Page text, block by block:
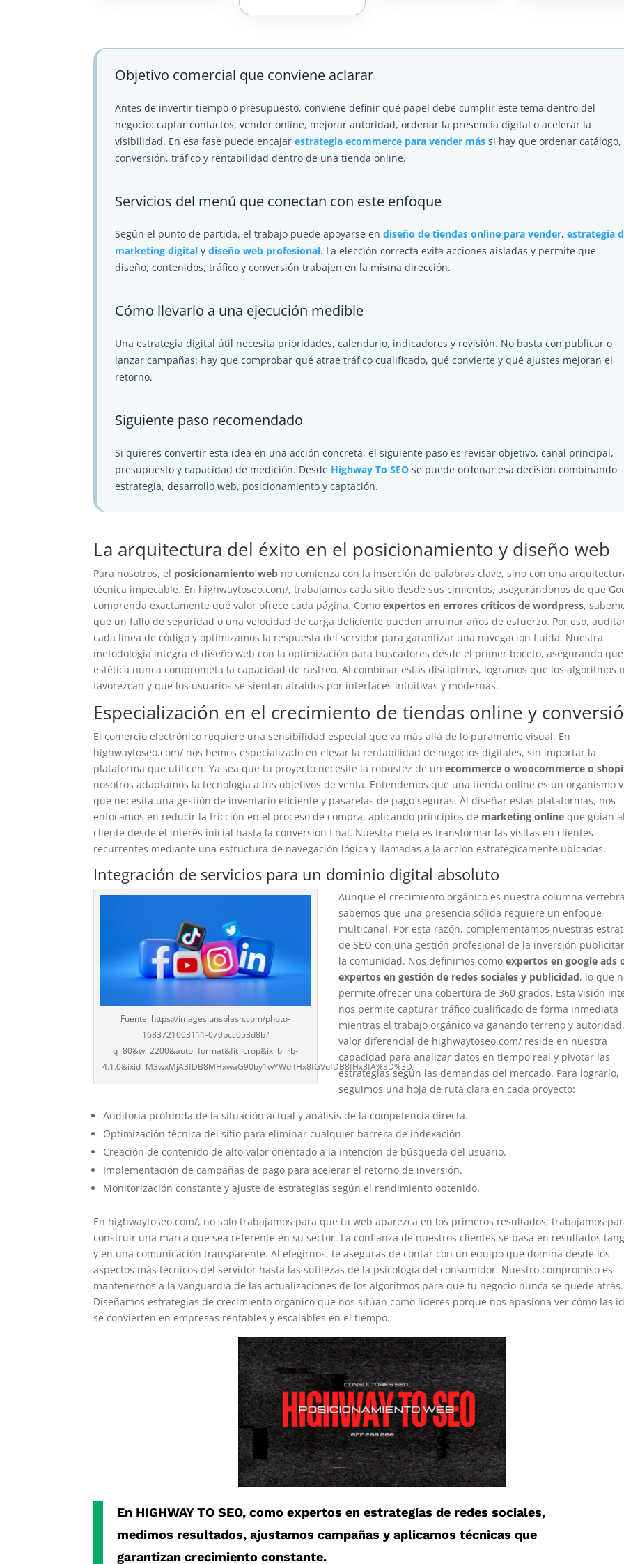
Objetivo comercial que conviene aclarar
Antes de invertir tiempo o presupuesto, conviene definir qué papel debe cumplir este tema dentro del
negocio: captar contactos, vender online, mejorar autoridad, ordenar la presencia digital o acelerar la
visibilidad. En esa fase puede encajarestrategia ecommerce para vender más si hay que ordenar catálogo,
conversión, tráfico y rentabilidad dentro de una tienda online.
Servicios del menú que conectan con este enfoque
Según el punto de partida, el trabajo puede apoyarse endiseño de tiendas online para vender,estrategia
marketing digital ydiseño web profesional. La elección correcta evita acciones aisladas y permite que
diseño, contenidos, tráfico y conversión trabajen en la misma dirección.
Cómo llevarlo a una ejecución medible
Una estrategia digital útil necesita prioridades, calendario, indicadores y revisión. No basta con publicar o
lanzar campañas: hay que comprobar qué atrae tráfico cualificado, qué convierte y qué ajustes mejoran el
retorno.
Siguiente paso recomendado
Si quieres convertir esta idea en una acción concreta, el siguiente paso es revisar objetivo, canal principal,
presupuesto y capacidad de medición. Desde Highway To SEO se puede ordenar esa decisión combinando
estrategia, desarrollo web, posicionamiento y captación.
La arquitectura del éxito en el posicionamiento y diseño web
Para nosotros, el posicionamiento web no comienza con la inserción de palabras clave, sino con una
técnica impecable. En highwaytoseo.com/, trabajamos cada sitio desde sus cimientos, asegurándonos de que
comprenda exactamente qué valor ofrece cada página. Comoexpertos en errores críticos de wordpress,
que un fallo de seguridad o una velocidad de carga deficiente pueden arruinar años de esfuerzo. Por eso,
cada línea de código y optimizamos la respuesta del servidor para garantizar una navegación fluida. Nuestra
metodología integra el diseño web con la optimización para buscadores desde el primer boceto, asegurando
estética nunca comprometa la capacidad de rastreo. Al combinar estas disciplinas, logramos que los algoritmos
favorezcan y que los usuarios se sientan atraídos por interfaces intuitivas y modernas.
Especialización en el crecimiento de tiendas online y
El comercio electrónico requiere una sensibilidad especial que va más allá de lo puramente visual. En
highwaytoseo.com/ nos hemos especializado en elevar la rentabilidad de negocios digitales, sin importar la
plataforma que utilicen. Ya sea que tu proyecto necesite la robustez de unecommerce o woocommerce o
nosotros adaptamos la tecnología a tus objetivos de venta. Entendemos que una tienda online es un organismo
que necesita una gestión de inventario eficiente y pasarelas de pago seguras. Al diseñar estas plataformas, nos
enfocamos en reducir la fricción en el proceso de compra, aplicando principios de marketing online que guían
cliente desde el interés inicial hasta la conversión final. Nuestra meta es transformar las visitas en clientes
recurrentes mediante una estructura de navegación lógica y llamadas a la acción estratégicamente ubicadas.
Integración de servicios para un dominio digital absoluto
Fuente: https://images.unsplash.com/photo-
1683721003111-070bcc053d8b?
q=80&w=2200&auto=format&fit=crop&ixlib=rb-
4.1.0&ixid=M3wxMjA3fDB8MHxwaG90by1wYWdlfHx8fGVufDB8fHx8fA%3D%3D
Aunque el crecimiento orgánico es nuestra columna
sabemos que una presencia sólida requiere un enfoque
multicanal. Por esta razón, complementamos nuestras
de SEO con una gestión profesional de la inversión
la comunidad. Nos definimos comoexpertos en google ads
expertos en gestión de redes sociales y publicidad, lo que
permite ofrecer una cobertura de 360 grados. Esta visión
nos permite capturar tráfico cualificado de forma inmediata
mientras el trabajo orgánico va ganando terreno y
valor diferencial de highwaytoseo.com/ reside en nuestra
capacidad para analizar datos en tiempo real y pivotar las
estrategias según las demandas del mercado. Para lograrlo,
seguimos una hoja de ruta clara en cada proyecto:
Auditoría profunda de la situación actual y análisis de la competencia directa.
Optimización técnica del sitio para eliminar cualquier barrera de indexación.
Creación de contenido de alto valor orientado a la intención de búsqueda del usuario.
Implementación de campañas de pago para acelerar el retorno de inversión.
Monitorización constante y ajuste de estrategias según el rendimiento obtenido.
En highwaytoseo.com/, no solo trabajamos para que tu web aparezca en los primeros resultados; trabajamos
construir una marca que sea referente en su sector. La confianza de nuestros clientes se basa en resultados
y en una comunicación transparente. Al elegirnos, te aseguras de contar con un equipo que domina desde los
aspectos más técnicos del servidor hasta las sutilezas de la psicología del consumidor. Nuestro compromiso es
mantenernos a la vanguardia de las actualizaciones de los algoritmos para que tu negocio nunca se quede atrás.
Diseñamos estrategias de crecimiento orgánico que nos sitúan como líderes porque nos apasiona ver cómo las
se convierten en empresas rentables y escalables en el tiempo.
En HIGHWAY TO SEO, comoexpertos en estrategias de redes sociales,
medimos resultados, ajustamos campañas y aplicamos técnicas que
garantizan crecimiento constante.